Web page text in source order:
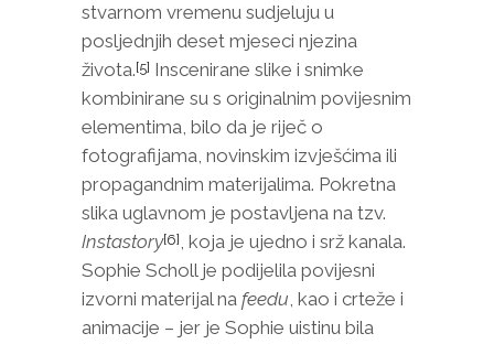
stvarnom vremenu sudjeluju u
posljednjih deset mjeseci njezina
života.[5] Inscenirane slike i snimke
kombinirane su s originalnim povijesnim
elementima, bilo da je riječ o
fotografijama, novinskim izvješćima ili
propagandnim materijalima. Pokretna
slika uglavnom je postavljena na tzv.
Instastory[6], koja je ujedno i srž kanala.
Sophie Scholl je podijelila povijesni
izvorni materijal na feedu, kao i crteže i
animacije – jer je Sophie uistinu bila